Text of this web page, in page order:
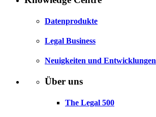
Datenprodukte
Legal Business
Neuigkeiten und Entwicklungen
Über uns
The Legal 500